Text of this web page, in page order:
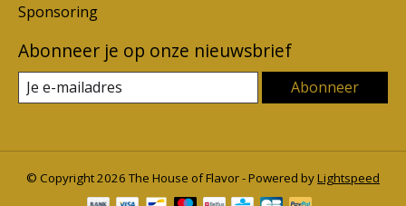
Sponsoring
Abonneer je op onze nieuwsbrief
Abonneer
© Copyright 2026 The House of Flavor - Powered byLightspeed